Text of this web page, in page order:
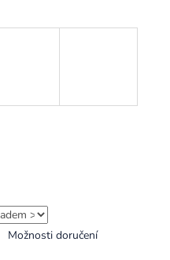
Možnosti doručení